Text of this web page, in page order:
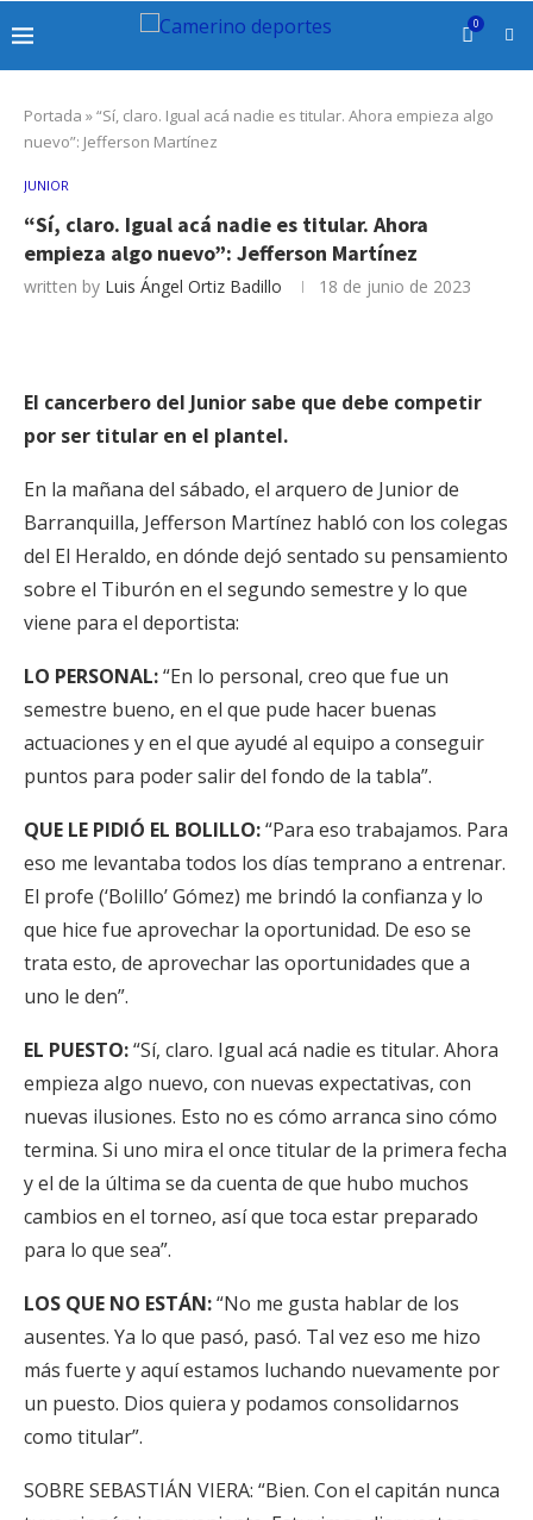
0
Portada »“Sí, claro. Igual acá nadie es titular. Ahora empieza algo
nuevo”: Jefferson Martínez
JUNIOR
“Sí, claro. Igual acá nadie es titular. Ahora
empieza algo nuevo”: Jefferson Martínez
written by Luis Ángel Ortiz Badillo 18 de junio de 2023
El cancerbero del Junior sabe que debe competir
por ser titular en el plantel.
En la mañana del sábado, el arquero de Junior de
Barranquilla, Jefferson Martínez habló con los colegas
del El Heraldo, en dónde dejó sentado su pensamiento
sobre el Tiburón en el segundo semestre y lo que
viene para el deportista:
LO PERSONAL:“En lo personal, creo que fue un
semestre bueno, en el que pude hacer buenas
actuaciones y en el que ayudé al equipo a conseguir
puntos para poder salir del fondo de la tabla”.
QUE LE PIDIÓ EL BOLILLO:“Para eso trabajamos. Para
eso me levantaba todos los días temprano a entrenar.
El profe (‘Bolillo’ Gómez) me brindó la confianza y lo
que hice fue aprovechar la oportunidad. De eso se
trata esto, de aprovechar las oportunidades que a
uno le den”.
EL PUESTO:“Sí, claro. Igual acá nadie es titular. Ahora
empieza algo nuevo, con nuevas expectativas, con
nuevas ilusiones. Esto no es cómo arranca sino cómo
termina. Si uno mira el once titular de la primera fecha
y el de la última se da cuenta de que hubo muchos
cambios en el torneo, así que toca estar preparado
para lo que sea”.
LOS QUE NO ESTÁN:“No me gusta hablar de los
ausentes. Ya lo que pasó, pasó. Tal vez eso me hizo
más fuerte y aquí estamos luchando nuevamente por
un puesto. Dios quiera y podamos consolidarnos
como titular”.
SOBRE SEBASTIÁN VIERA: “Bien. Con el capitán nunca